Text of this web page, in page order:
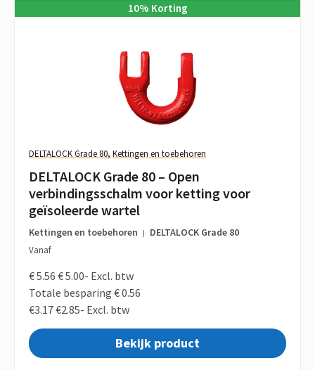
10% Korting
DELTALOCK Grade 80, Kettingen en toebehoren
DELTALOCK Grade 80 – Open
verbindingsschalm voor ketting voor
geïsoleerde wartel
Kettingen en toebehoren | DELTALOCK Grade 80
Vanaf
€ 5.56 € 5.00- Excl. btw
Totale besparing € 0.56
€3.17€2.85- Excl. btw
Bekijk product